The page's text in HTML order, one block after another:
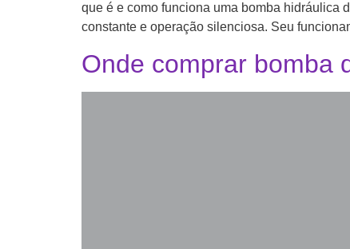
que é e como funciona uma bomba hidráulica
constante e operação silenciosa. Seu
Onde comprar bomba